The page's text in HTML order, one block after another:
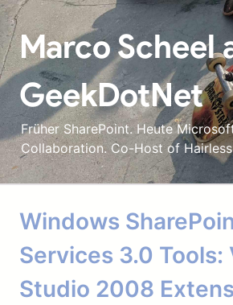
Marco Scheel
GeekDotNet
Früher SharePoint. Heute
Collaboration. Co-Host of
Windows
Services 3.0 Tools:
Studio 2008